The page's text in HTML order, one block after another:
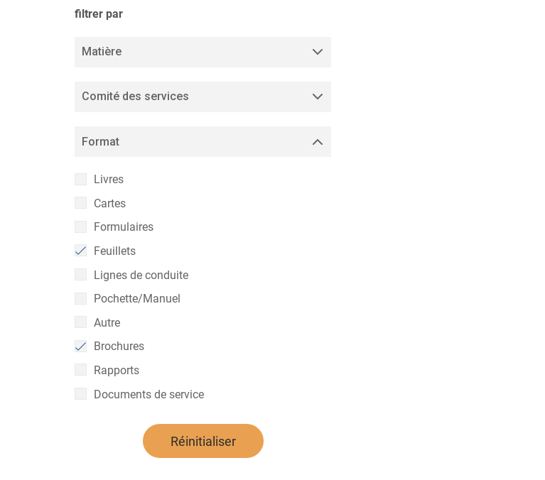
Search
filtrer par
Matière
Comité des services
Format
Livres
Cartes
Formulaires
Feuillets
Lignes de conduite
Pochette/Manuel
Autre
Brochures
Rapports
Documents de service